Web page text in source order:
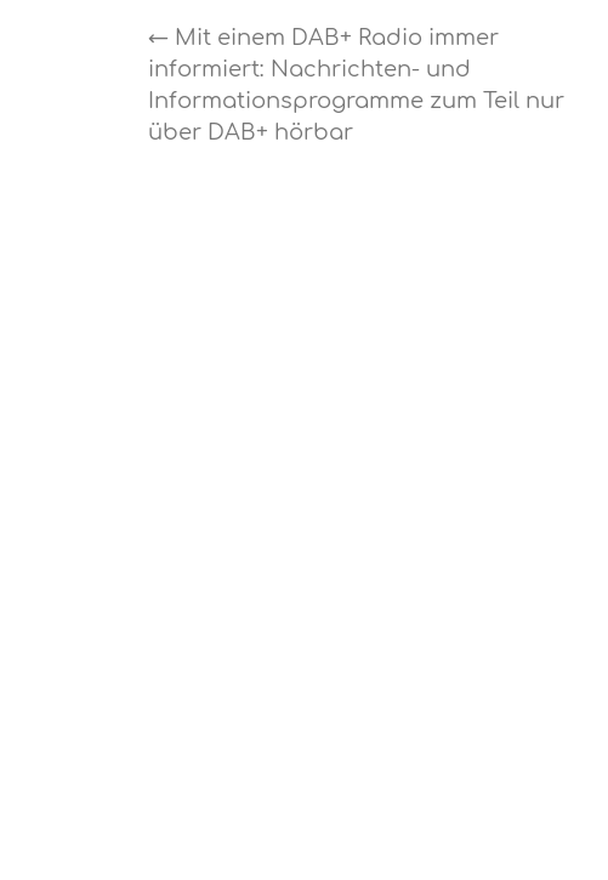
← Mit einem DAB+ Radio immer
informiert: Nachrichten- und
Informationsprogramme zum Teil nur
über DAB+ hörbar